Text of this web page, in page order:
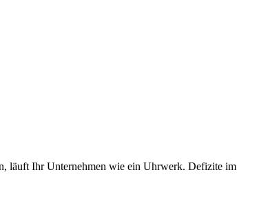
läuft Ihr Unternehmen wie ein Uhrwerk. Defizite im